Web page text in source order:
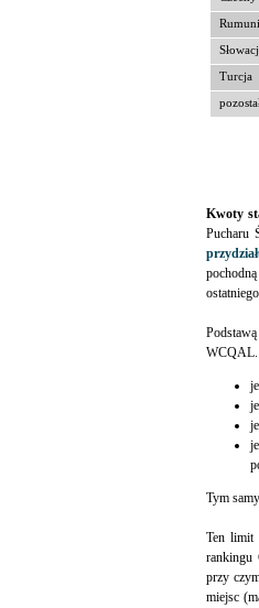
Turcja
Kwoty
Pucharu
pochodną
WCQAL.
Tym
Ten limit
rankingu
przy
miejsc